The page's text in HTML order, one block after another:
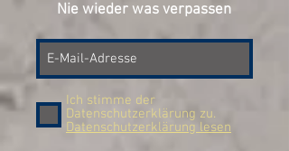
Nie wieder was verpassen
Ich stimme der
Datenschutzerklärung zu.
Datenschutzerklärung lesen